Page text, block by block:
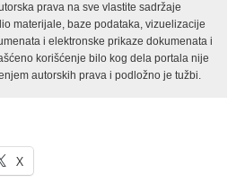
prava na sve vlastite sadržaje
materijale, baze podataka, vizuelizacije
i elektronske prikaze dokumenata i
korišćenje bilo kog dela portala nije
autorskih prava i podložno je tužbi.
X